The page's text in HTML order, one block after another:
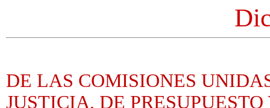
DE LAS COMISIONES
JUSTICIA, DE